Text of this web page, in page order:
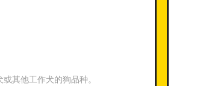
其他工作犬的狗品种。